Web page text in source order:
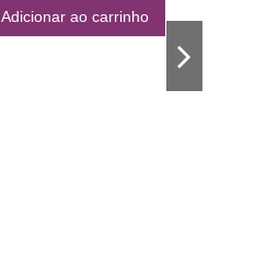
Adicionar ao carrinho